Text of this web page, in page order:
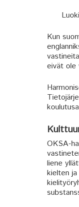
Kun
eivät ole
OKSA-
liene
kielten